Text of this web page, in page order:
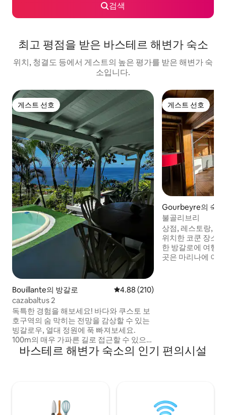
검색
최고 평점을 받은 바스테르 해변가 숙소
위치, 청결도 등에서 게스트의 높은 평가를 받은 해변가 숙
소입니다.
게스트 선호
게스트 선호
Bouillante의 방갈로 평점 4.88점(5점 만점), 후기 210
4.88 (210)
cazabaltus 2
독특한 경험을 해보세요! 바다와 쿠스토 보
호구역의 숨 막히는 전망을 감상할 수 있는
빙갈로우, 열대 정원에 푹 빠져보세요.
100m의 매우 가파른 길로 접근할 수 있으
며, 도보로 또는 4x4로만 접근할 수 있지만
여행 가방과 식료품을 가져옵니다. 태양 에
습니다. 모든 편안함을 갖춘 통나무집
게스트 선호
게스트 선호
Gourbeyre의 숙소
불골리브리
상점, 레스토랑, 해
위치한 코쿤 장소
한 방갈로에 여행
곳은 마리나에 이
바스테르 해변가 숙소의 인기 편의시설